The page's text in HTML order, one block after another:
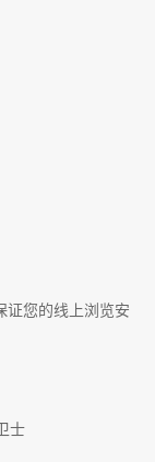
证您的线上浏览安
士